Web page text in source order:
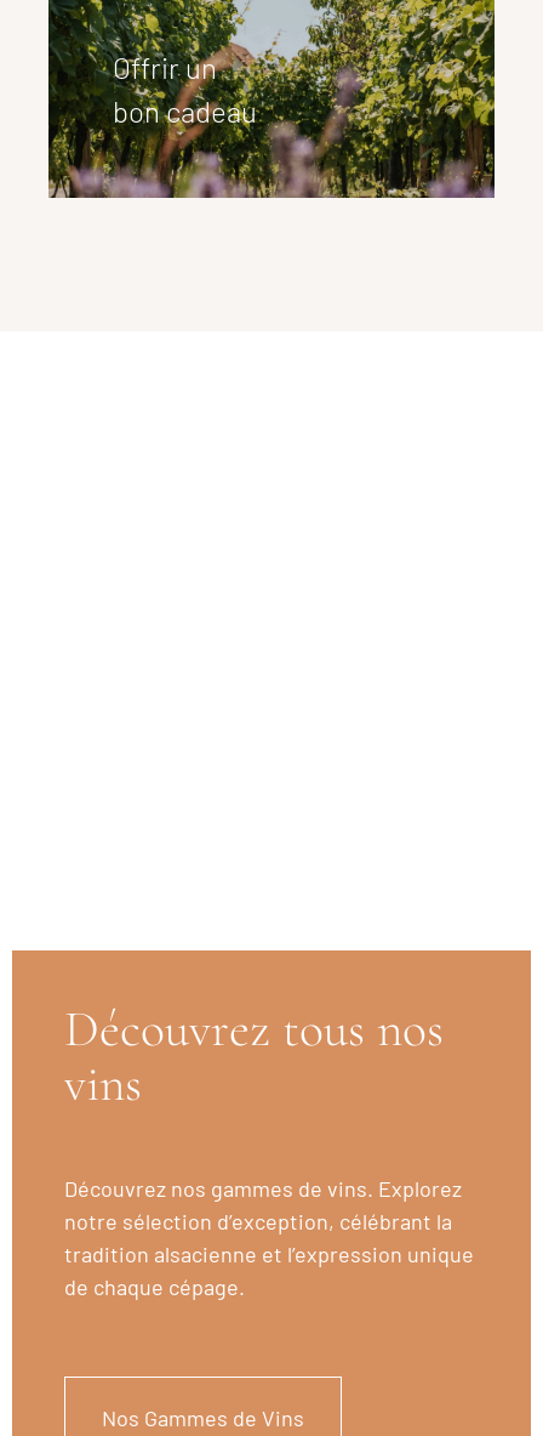
Offrir un
bon cadeau
Découvrez tous nos
vins
Découvrez nos gammes de vins. Explorez
notre sélection d’exception, célébrant la
tradition alsacienne et l’expression unique
de chaque cépage.
Nos Gammes de Vins